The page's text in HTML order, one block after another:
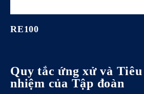
RE100
Quy tắc ứng xử và
nhiệm của Tập đoàn